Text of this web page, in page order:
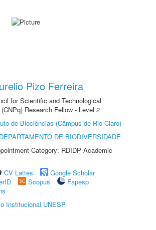
Pizo Ferreira
for Scientific and Technological
Research Fellow - Level 2
de Biociências (Câmpus de Rio Claro)
DEPARTAMENTO DE BIODIVERSIDADE
Category: RDIDP Academic
CV Lattes
Google Scholar
Scopus
Fapesp
Institucional UNESP